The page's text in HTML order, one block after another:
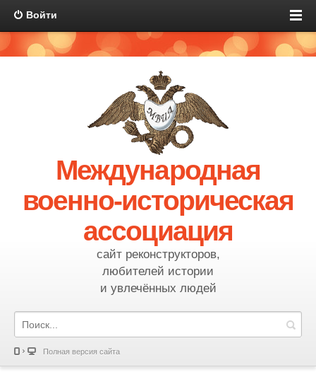
Войти
Международная
военно-историческая
ассоциация
сайт реконструкторов,
любителей истории
и увлечённых людей
Полная версия сайта